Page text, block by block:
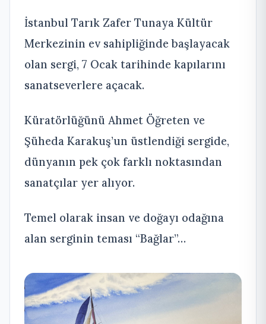
İstanbul Tarık Zafer Tunaya Kültür
Merkezinin ev sahipliğinde başlayacak
olan sergi, 7 Ocak tarihinde kapılarını
sanatseverlere açacak.
Küratörlüğünü Ahmet Öğreten ve
Şüheda Karakuş’un üstlendiği sergide,
dünyanın pek çok farklı noktasından
sanatçılar yer alıyor.
Temel olarak insan ve doğayı odağına
alan serginin teması “Bağlar”…